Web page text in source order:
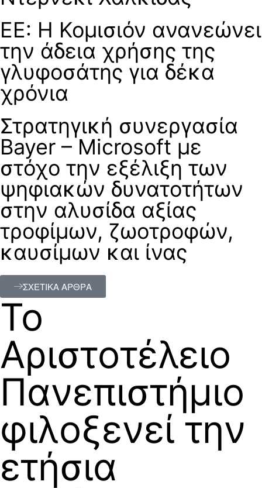
ΕΕ: Η Κομισιόν ανανεώνει
την άδεια χρήσης της
γλυφοσάτης για δέκα
χρόνια
Στρατηγική συνεργασία
Bayer – Microsoft με
στόχο την εξέλιξη των
ψηφιακών δυνατοτήτων
στην αλυσίδα αξίας
τροφίμων, ζωοτροφών,
καυσίμων και ίνας
ΣΧΕΤΙΚΑ ΑΡΘΡΑ
Το
Αριστοτέλειο
Πανεπιστήμιο
φιλοξενεί την
ετήσια